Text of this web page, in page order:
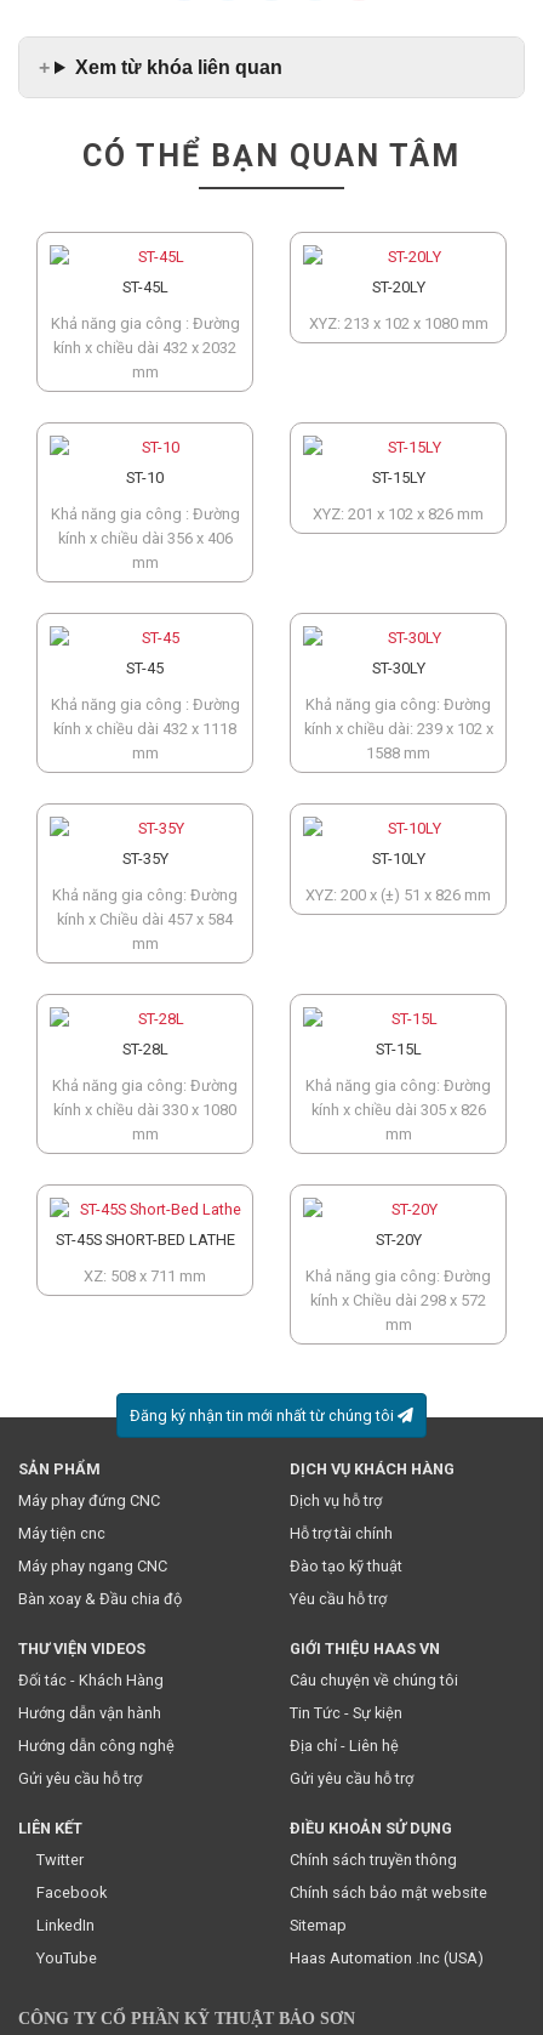
Xem từ khóa liên quan
CÓ THỂ BẠN QUAN TÂM
ST-45L
Khả năng gia công : Đường
kính x chiều dài 432 x 2032
mm
ST-20LY
XYZ: 213 x 102 x 1080 mm
ST-10
Khả năng gia công : Đường
kính x chiều dài 356 x 406
mm
ST-15LY
XYZ: 201 x 102 x 826 mm
ST-45
Khả năng gia công : Đường
kính x chiều dài 432 x 1118
mm
ST-30LY
Khả năng gia công: Đường
kính x chiều dài: 239 x 102 x
1588 mm
ST-35Y
Khả năng gia công: Đường
kính x Chiều dài 457 x 584
mm
ST-10LY
XYZ: 200 x (±) 51 x 826 mm
ST-28L
Khả năng gia công: Đường
kính x chiều dài 330 x 1080
mm
ST-15L
Khả năng gia công: Đường
kính x chiều dài 305 x 826
mm
ST-45S SHORT-BED LATHE
XZ: 508 x 711 mm
ST-20Y
Khả năng gia công: Đường
kính x Chiều dài 298 x 572
mm
Đăng ký nhận tin mới nhất từ chúng tôi
* Việc này đồng nghĩa với việc bạn chấp nhận
SẢN PHẨM
Máy phay đứng CNC
Máy tiện cnc
Máy phay ngang CNC
Bàn xoay & Đầu chia độ
DỊCH VỤ KHÁCH HÀNG
Dịch vụ hỗ trợ
Hỗ trợ tài chính
Đào tạo kỹ thuật
Yêu cầu hỗ trợ
THƯ VIỆN VIDEOS
Đối tác - Khách Hàng
Hướng dẫn vận hành
Hướng dẫn công nghệ
Gửi yêu cầu hỗ trợ
GIỚI THIỆU HAAS VN
Câu chuyện về chúng tôi
Tin Tức - Sự kiện
Địa chỉ - Liên hệ
Gửi yêu cầu hỗ trợ
LIÊN KẾT
Twitter
Facebook
LinkedIn
YouTube
ĐIỀU KHOẢN SỬ DỤNG
Chính sách truyền thông
Chính sách bảo mật website
Sitemap
Haas Automation .Inc (USA)
CÔNG TY CỔ PHẦN KỸ THUẬT BẢO SƠN